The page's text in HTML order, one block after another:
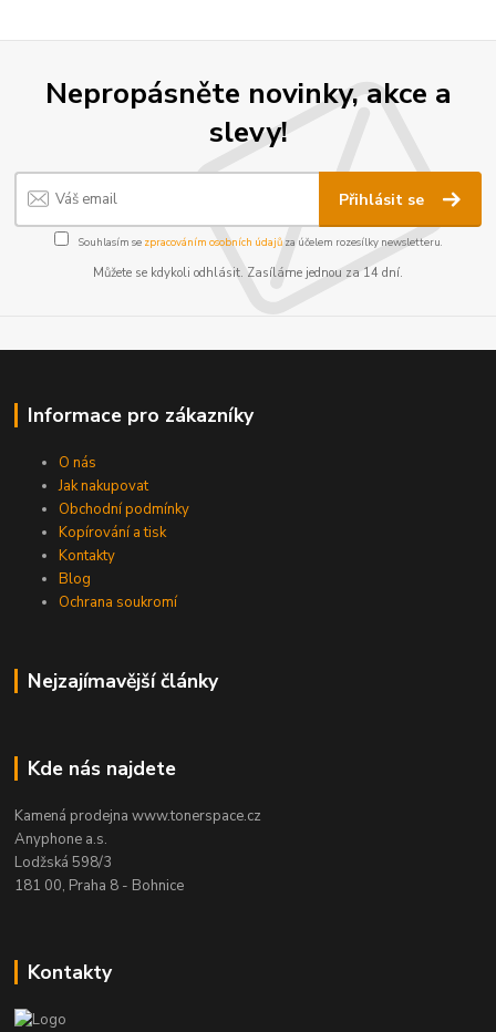
Nepropásněte novinky, akce a
slevy!
Přihlásit se
Souhlasím se zpracováním osobních údajůza účelem rozesílky newsletteru.
Můžete se kdykoli odhlásit. Zasíláme jednou za 14 dní.
Informace pro zákazníky
O nás
Jak nakupovat
Obchodní podmínky
Kopírování a tisk
Kontakty
Blog
Ochrana soukromí
Nejzajímavější články
Kde nás najdete
Kamená prodejna www.tonerspace.cz
Anyphone a.s.
Lodžská 598/3
181 00, Praha 8 - Bohnice
Kontakty